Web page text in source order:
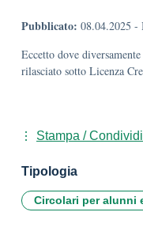
Pubblicato: 08.04.2025 -
Eccetto dove
rilasciato sotto Licenza
Stampa / Condividi
Tipologia
Circolari per alunni